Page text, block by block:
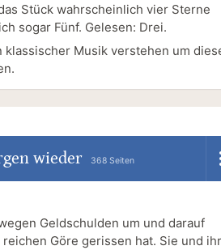
Stück wahrscheinlich vier Sterne
sogar Fünf. Gelesen: Drei.
Musik verstehen um
wieder 368 Seiten
Geldschulden um und darauf
Göre gerissen hat. Sie und